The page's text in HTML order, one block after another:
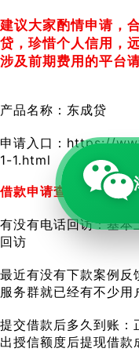
建议大家酌情申请，
贷，珍惜个人信用，
涉及前期费用的平台
产品名称：东成贷
申请入口：https://
1-1.html
借款申请查征信吗：
有没有电话回访：基本
回访
最近有没有下款案例
服务群就已经有不少用
提交借款后多久到账：
出授信额度后提现借